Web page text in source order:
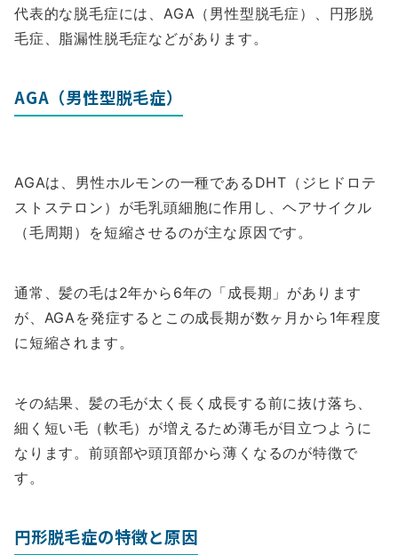
代表的な脱毛症には、AGA（男性型脱毛症）、円形脱
毛症、脂漏性脱毛症などがあります。
AGA（男性型脱毛症）
AGAは、男性ホルモンの一種であるDHT（ジヒドロテ
ストステロン）が毛乳頭細胞に作用し、ヘアサイクル
（毛周期）を短縮させるのが主な原因です。
通常、髪の毛は2年から6年の「成長期」があります
が、AGAを発症するとこの成長期が数ヶ月から1年程度
に短縮されます。
その結果、髪の毛が太く長く成長する前に抜け落ち、
細く短い毛（軟毛）が増えるため薄毛が目立つように
なります。前頭部や頭頂部から薄くなるのが特徴で
す。
円形脱毛症の特徴と原因